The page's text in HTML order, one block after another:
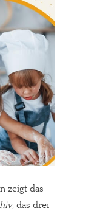
zeigt das
, das drei